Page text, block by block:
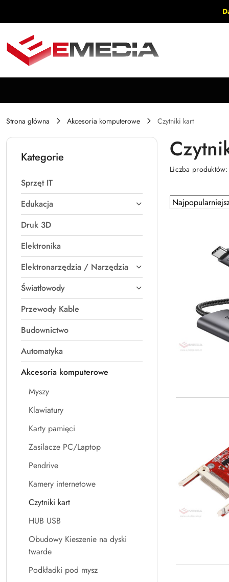
Strona główna Akcesoria komputerowe Czytniki kart
Kategorie
Sprzęt IT
Edukacja
Druk 3D
Elektronika
Elektronarzędzia / Narzędzia
Światłowody
Przewody Kable
Budownictwo
Automatyka
Akcesoria komputerowe
Myszy
Klawiatury
Karty pamięci
Zasilacze PC/Laptop
Pendrive
Kamery internetowe
Czytniki kart
HUB USB
Obudowy Kieszenie na dyski
twarde
Podkładki pod mysz
Liczba
Zastosowano
sortowanie:
Sortuj
według